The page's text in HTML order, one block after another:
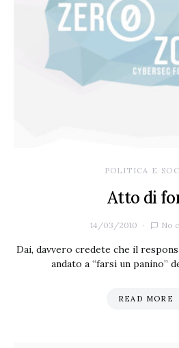
POLITICA E
Atto di
14/03/2010 No
Dai, davvero credete che il
andato a “farsi un panino”
READ MORE